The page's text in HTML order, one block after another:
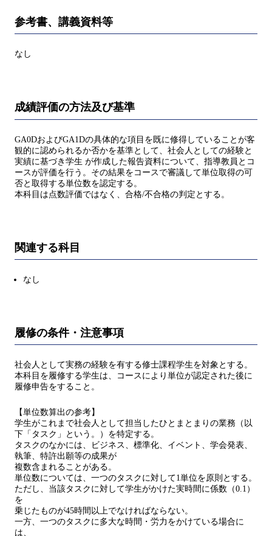
参考書、講義資料等
なし
成績評価の方法及び基準
GA0DおよびGA1Dの具体的な項目を既に修得していることが客
観的に認められるか否かを基準として、社会人としての経験と
実績に基づき学生 が作成した報告資料について、指導教員とコ
ースが評価を行う。その結果をコースで審議して単位取得の可
否と取得する単位数を認定する。
本科目は点数評価ではなく、合格/不合格の判定とする。
関連する科目
なし
履修の条件・注意事項
社会人として実務の経験を有する修士課程学生を対象とする。
本科目を履修する学生は、コースにより単位が認定された後に
履修申告をすること。
【単位数算出の参考】
学生がこれまで社会人として担当したひとまとまりの業務（以
下「タスク」という。）を特定する。
タスクのなかには、ビジネス、標準化、イベント、学会発表、
執筆、特許出願等の成果が
複数含まれることがある。
単位数については、一つのタスクに対して1単位を原則とする。
ただし、当該タスクに対して学生がかけた実時間に係数（0.1）
を
乗じたものが45時間以上でなければならない。
一方、一つのタスクに多大な時間・労力をかけている場合に
は、